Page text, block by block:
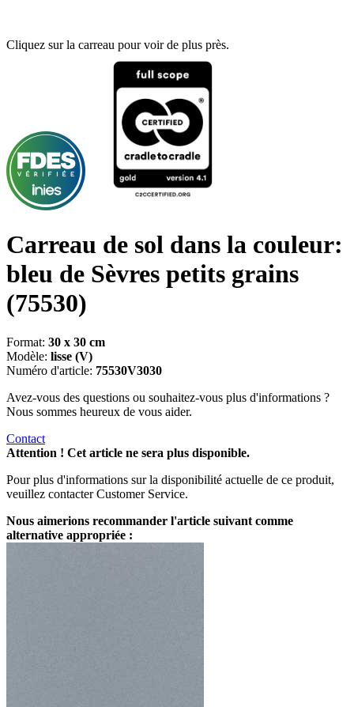
Cliquez sur la carreau pour voir de plus près.
Carreau de sol dans la couleur:
bleu de Sèvres petits grains
(75530)
Format: 30 x 30 cm
Modèle: lisse (V)
Numéro d'article: 75530V3030
Avez-vous des questions ou souhaitez-vous plus d'informations ?
Nous sommes heureux de vous aider.
Contact
Attention ! Cet article ne sera plus disponible.
Pour plus d'informations sur la disponibilité actuelle de ce produit,
veuillez contacter Customer Service.
Nous aimerions recommander l'article suivant comme
alternative appropriée :